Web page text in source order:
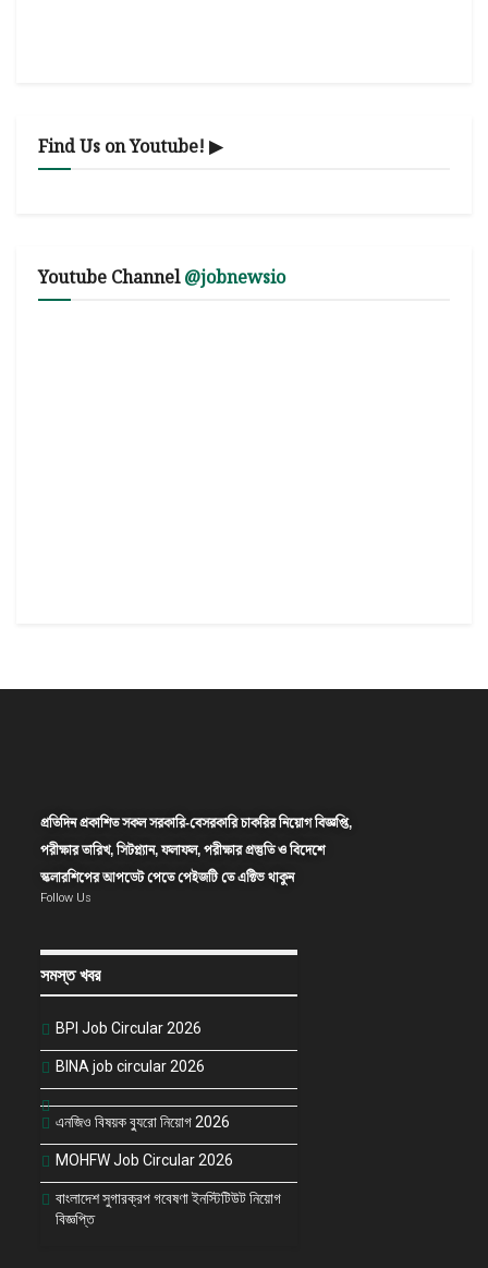
Find Us on Youtube! ▶
Youtube Channel@jobnewsio
প্রতিদিন প্রকাশিত সকল সরকারি-বেসরকারি চাকরির নিয়োগ বিজ্ঞপ্তি,
পরীক্ষার তারিখ, সিটপ্ল্যান, ফলাফল, পরীক্ষার প্রস্তুতি ও বিদেশে
স্কলারশিপের আপডেট পেতে পেইজটি তে এক্টিভ থাকুন
Follow Us
সমস্ত খবর
BPI Job Circular 2026
BINA job circular 2026
এনজিও বিষয়ক ব্যুরো নিয়োগ 2026
MOHFW Job Circular 2026
বাংলাদেশ সুগারক্রপ গবেষণা ইনস্টিটিউট নিয়োগ
বিজ্ঞপ্তি